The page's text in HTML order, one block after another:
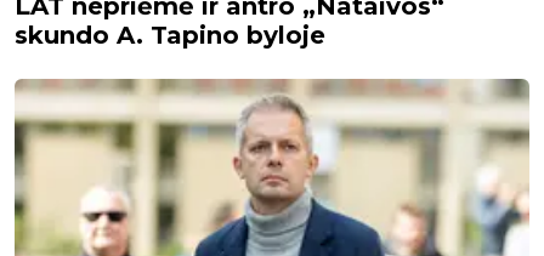
LAT nepriėmė ir antro „Nataivos“
skundo A. Tapino byloje